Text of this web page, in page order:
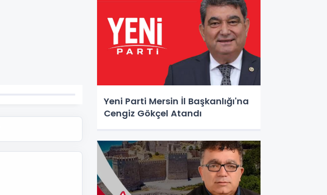
Yeni Parti Mersin İl Başkanlığı'na
Cengiz Gökçel Atandı